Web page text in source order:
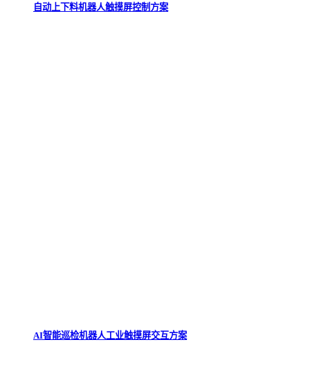
自动上下料机器人触摸屏控制方案
AI智能巡检机器人工业触摸屏交互方案